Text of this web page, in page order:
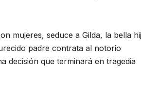
mujeres, seduce a Gilda, la bella
padre contrata al notorio
decisión que terminará en tragedia